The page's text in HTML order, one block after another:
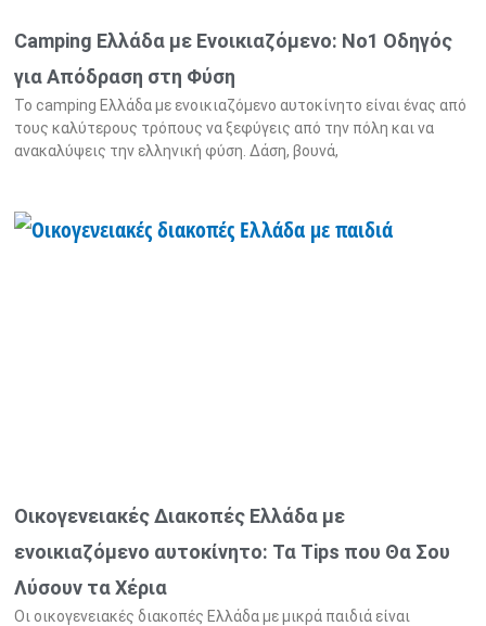
Camping Ελλάδα με Ενοικιαζόμενο: Νο1 Οδηγός
για Απόδραση στη Φύση
Το camping Ελλάδα με ενοικιαζόμενο αυτοκίνητο είναι ένας από
τους καλύτερους τρόπους να ξεφύγεις από την πόλη και να
ανακαλύψεις την ελληνική φύση. Δάση, βουνά,
Οικογενειακές Διακοπές Ελλάδα με
ενοικιαζόμενο αυτοκίνητο: Τα Tips που Θα Σου
Λύσουν τα Χέρια
Οι οικογενειακές διακοπές Ελλάδα με μικρά παιδιά είναι